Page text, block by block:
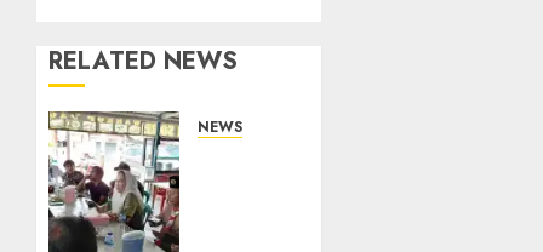
RELATED NEWS
NEWS